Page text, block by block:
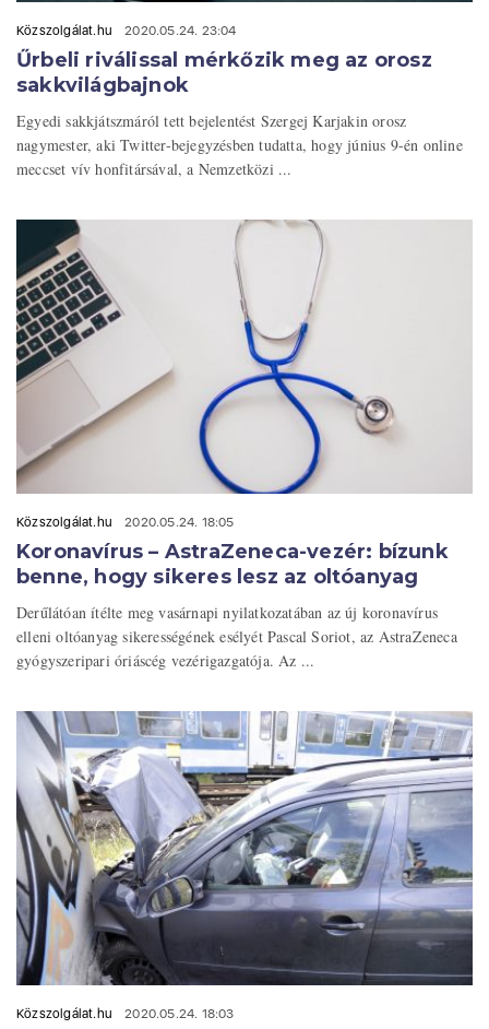
Közszolgálat.hu 2020.05.24. 23:04
Űrbeli riválissal mérkőzik meg az orosz
sakkvilágbajnok
Egyedi sakkjátszmáról tett bejelentést Szergej Karjakin orosz
nagymester, aki Twitter-bejegyzésben tudatta, hogy június 9-én online
meccset vív honfitársával, a Nemzetközi ...
Közszolgálat.hu 2020.05.24. 18:05
Koronavírus – AstraZeneca-vezér: bízunk
benne, hogy sikeres lesz az oltóanyag
Derűlátóan ítélte meg vasárnapi nyilatkozatában az új koronavírus
elleni oltóanyag sikerességének esélyét Pascal Soriot, az AstraZeneca
gyógyszeripari óriáscég vezérigazgatója. Az ...
Közszolgálat.hu 2020.05.24. 18:03